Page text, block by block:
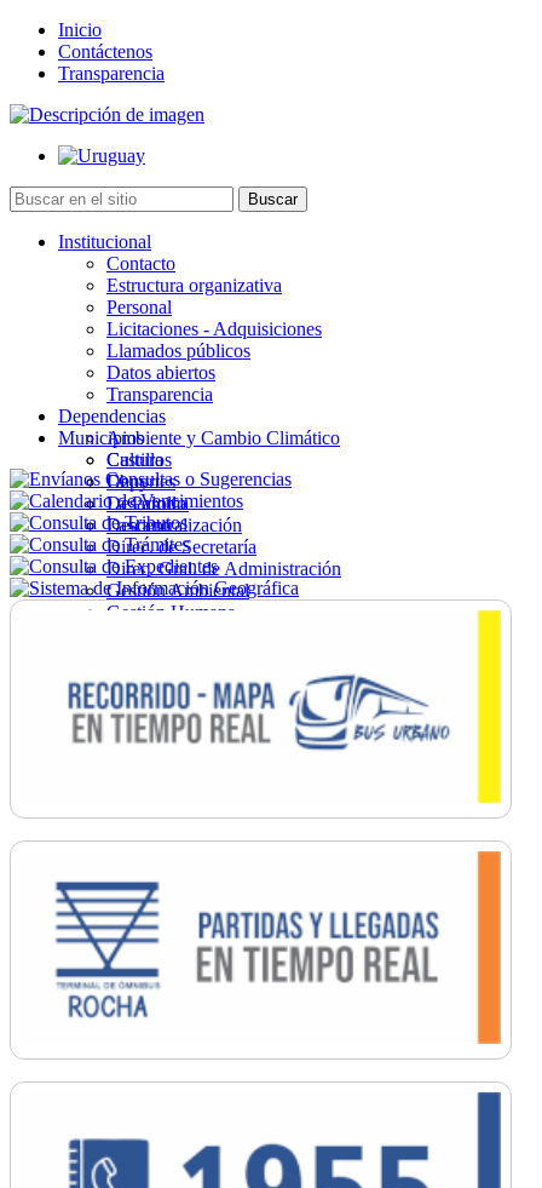
Inicio
Contáctenos
Transparencia
Institucional
Contacto
Estructura organizativa
Personal
Licitaciones - Adquisiciones
Llamados públicos
Datos abiertos
Transparencia
Dependencias
Ambiente y Cambio Climático
Cultura
Deportes
Desarrollo
Descentralización
Direc. de Secretaría
Direc. Gral. de Administración
Gestión Ambiental
Gestión Humana
Ordenamiento
Promoción Social
Salud
Secretaría General
Municipios
Castillos
Chuy
La Paloma
Lascano